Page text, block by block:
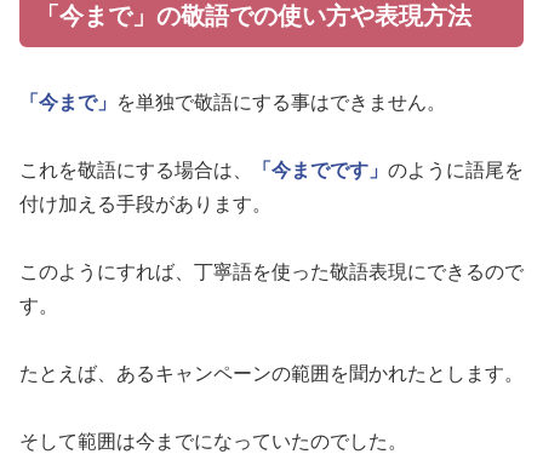
「今まで」の敬語での使い方や表現方法
「今まで」 を単独で敬語にする事はできません。
これを敬語にする場合は、 「今までです」 のように語尾を
付け加える手段があります。
このようにすれば、丁寧語を使った敬語表現にできるので
す。
たとえば、あるキャンペーンの範囲を聞かれたとします。
そして範囲は今までになっていたのでした。